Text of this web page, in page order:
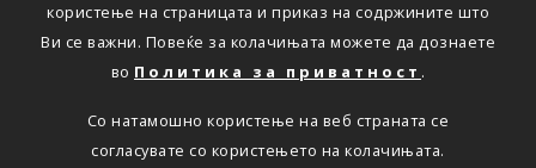
користење на страницата и приказ на содржините што
Ви се важни. Повеќе за колачињата можете да дознаете
во Политика за приватност .
Со натамошно користење на веб страната се
согласувате со користењето на колачињата.